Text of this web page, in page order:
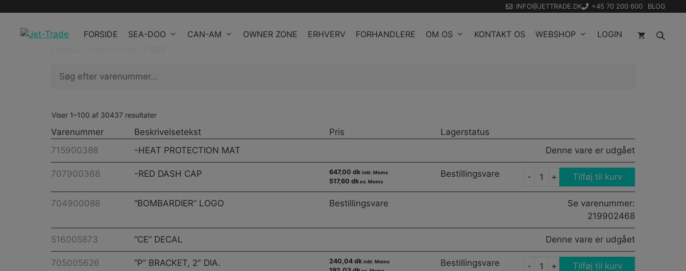
+45 70 200 600
INFO@JETTRADE.DK BLOG
FORSIDE SEA-DOO CAN-AM OWNER ZONE ERHVERV FORHANDLERE OM OS KONTAKT OS WEBSHOP
LOGIN
Viser 1–100 af 30437 resultater
Varenummer Beskrivelsetekst Pris
Lagerstatus
Denne vare er udgået
715900388 -HEAT PROTECTION MAT
707900368 -RED DASH CAP 647,00 dk inkl. Moms
517,60 dkex. Moms
Bestillingsvare -
RED
+ Tilføj til kurv
Se varenummer:
219902468
704900088 “BOMBARDIER” LOGO Bestillingsvare
Denne vare er udgået
516005873 “CE” DECAL
705005626 “P” BRACKET, 2″ DIA. 240,04 dk inkl. Moms Bestillingsvare - + Tilføj til kurv